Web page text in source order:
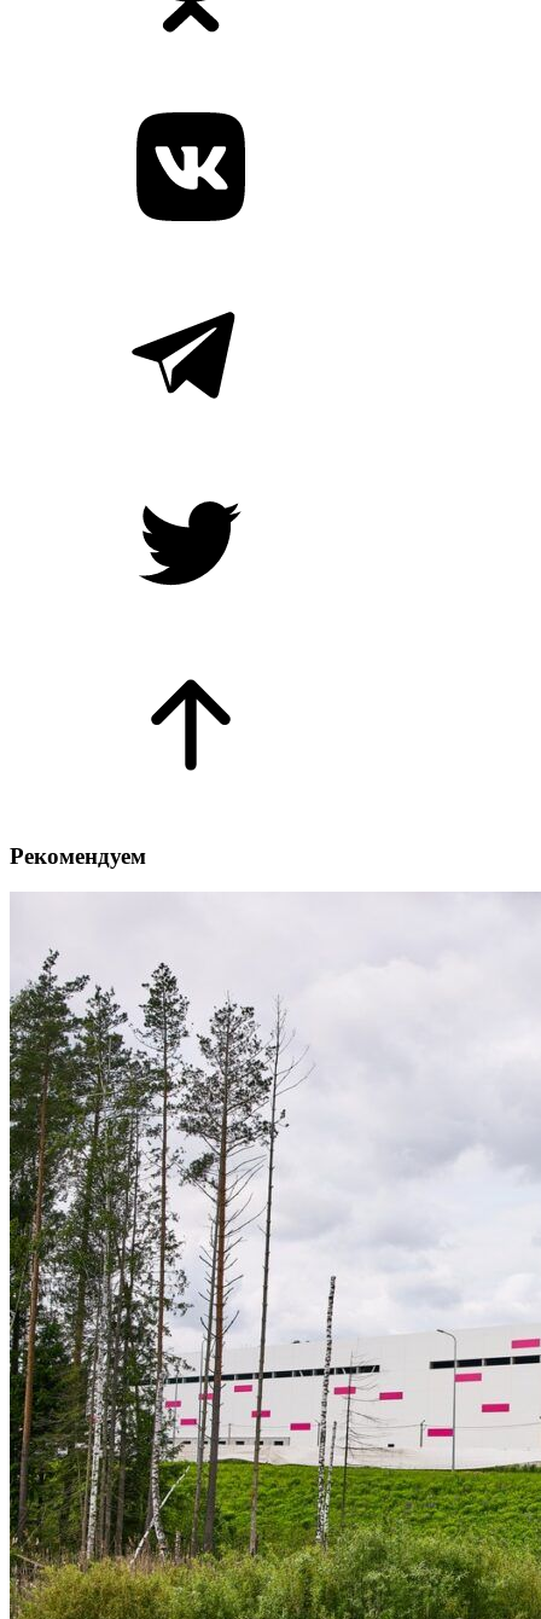
Рекомендуем